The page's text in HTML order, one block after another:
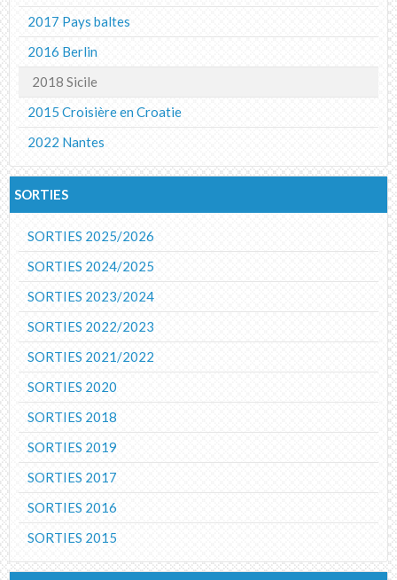
2017 Pays baltes
2016 Berlin
2018 Sicile
2015 Croisière en Croatie
2022 Nantes
SORTIES
SORTIES 2025/2026
SORTIES 2024/2025
SORTIES 2023/2024
SORTIES 2022/2023
SORTIES 2021/2022
SORTIES 2020
SORTIES 2018
SORTIES 2019
SORTIES 2017
SORTIES 2016
SORTIES 2015